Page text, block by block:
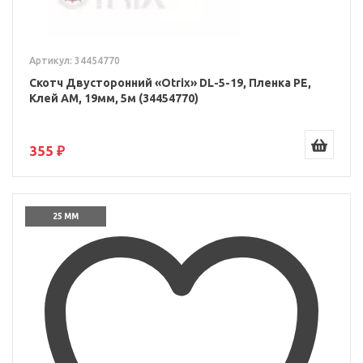
Артикул: 34454770
Скотч Двусторонний «Otrix» DL-5-19, Пленка PE,
Клей AM, 19мм, 5м (34454770)
355 ₽
25 ММ